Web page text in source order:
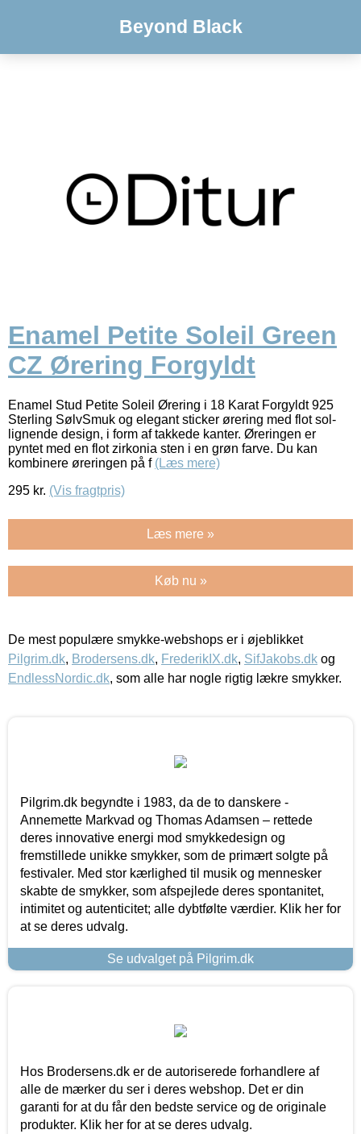
Beyond Black
Enamel Petite Soleil Green
CZ Ørering Forgyldt
Enamel Stud Petite Soleil Ørering i 18 Karat Forgyldt 925
Sterling SølvSmuk og elegant sticker ørering med flot sol-
lignende design, i form af takkede kanter. Øreringen er
pyntet med en flot zirkonia sten i en grøn farve. Du kan
kombinere øreringen på f (Læs mere)
295 kr. (Vis fragtpris)
Læs mere »
Køb nu »
De mest populære smykke-webshops er i øjeblikket
Pilgrim.dk, Brodersens.dk, FrederikIX.dk, SifJakobs.dk og
EndlessNordic.dk, som alle har nogle rigtig lækre smykker.
Pilgrim.dk begyndte i 1983, da de to danskere -
Annemette Markvad og Thomas Adamsen – rettede
deres innovative energi mod smykkedesign og
fremstillede unikke smykker, som de primært solgte på
festivaler. Med stor kærlighed til musik og mennesker
skabte de smykker, som afspejlede deres spontanitet,
intimitet og autenticitet; alle dybtfølte værdier. Klik her for
at se deres udvalg.
Se udvalget på Pilgrim.dk
Hos Brodersens.dk er de autoriserede forhandlere af
alle de mærker du ser i deres webshop. Det er din
garanti for at du får den bedste service og de originale
produkter. Klik her for at se deres udvalg.